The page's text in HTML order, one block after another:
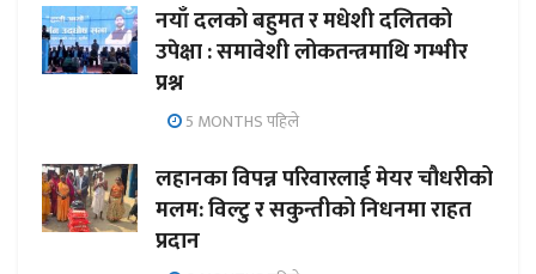
नयाँ दलको बहुमत र मधेशी दलितको
उपेक्षा : समावेशी लोकतन्त्रमाथि गम्भीर
प्रश्न
5 MONTHS पहिले
लहानका विपन्न परिवारलाई मेयर चौधरीको
मलम: विल्टु र सकुन्तीको निधनमा राहत
प्रदान